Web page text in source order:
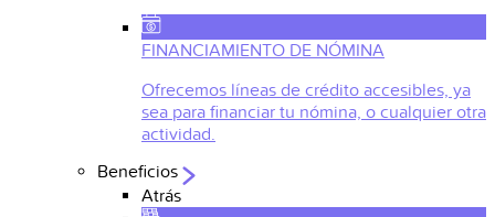
FINANCIAMIENTO DE NÓMINA
Ofrecemos líneas de crédito accesibles, ya
sea para financiar tu nómina, o cualquier otra
actividad.
Beneficios
Atrás